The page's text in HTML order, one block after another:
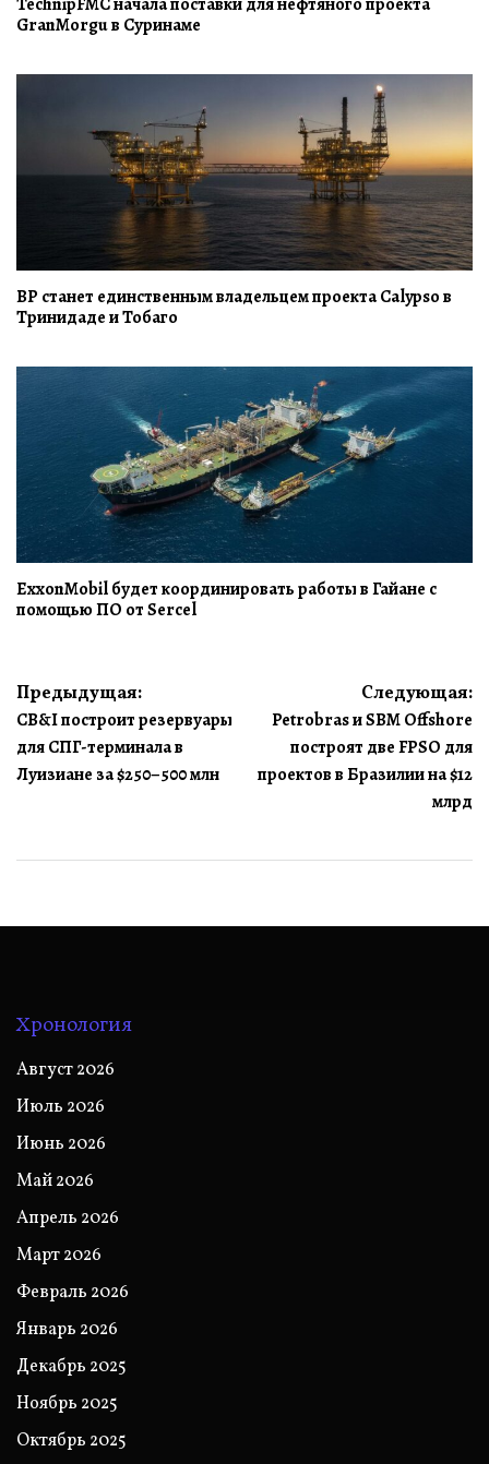
GranMorgu в Суринаме
BP станет единственным владельцем проекта Calypso в
Тринидаде и Тобаго
ExxonMobil будет координировать работы в Гайане с
помощью ПО от Sercel
Навигация
по
записям
Предыдущая:
CB&I построит резервуары
для СПГ-терминала в
Луизиане за $250–500 млн
Следующая:
Petrobras и SBM Offshore
построят две FPSO для
проектов в Бразилии на $12
млрд
Хронология
Август 2026
Июль 2026
Июнь 2026
Май 2026
Апрель 2026
Март 2026
Февраль 2026
Январь 2026
Декабрь 2025
Ноябрь 2025
Октябрь 2025